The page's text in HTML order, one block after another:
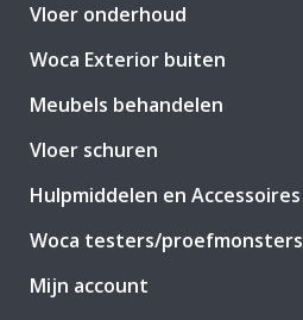
GA TERUG
Vloer onderhoud
Woca Exterior buiten
Meubels behandelen
Vloer schuren
Hulpmiddelen en Accessoires
Woca testers/proefmonsters
Mijn account